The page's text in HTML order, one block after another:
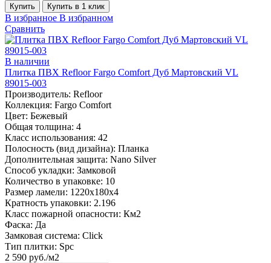
Купить Купить в 1 клик
В избранное В избранном
Сравнить
В наличии
Плитка ПВХ Refloor Fargo Comfort Дуб Мартовский VL
89015-003
Производитель: Refloor
Коллекция: Fargo Comfort
Цвет: Бежевый
Общая толщина: 4
Класс использования: 42
Полосность (вид дизайна): Планка
Дополнительная защита: Nano Silver
Способ укладки: Замковой
Количество в упаковке: 10
Размер ламели: 1220х180х4
Кратность упаковки: 2.196
Класс пожарной опасности: Км2
Фаска: Да
Замковая система: Click
Тип плитки: Spc
2 590 руб./м2